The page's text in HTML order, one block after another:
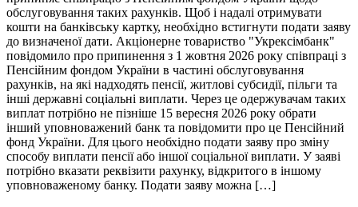
обслуговування таких рахунків. Щоб і надалі отримувати
кошти на банківську картку, необхідно встигнути подати заяву
до визначеної дати. Акціонерне товариство "Укрексімбанк"
повідомило про припинення з 1 жовтня 2026 року співпраці з
Пенсійним фондом України в частині обслуговування
рахунків, на які надходять пенсії, житлові субсидії, пільги та
інші державні соціальні виплати. Через це одержувачам таких
виплат потрібно не пізніше 15 вересня 2026 року обрати
інший уповноважений банк та повідомити про це Пенсійний
фонд України. Для цього необхідно подати заяву про зміну
способу виплати пенсії або іншої соціальної виплати. У заяві
потрібно вказати реквізити рахунку, відкритого в іншому
уповноваженому банку. Подати заяву можна […]